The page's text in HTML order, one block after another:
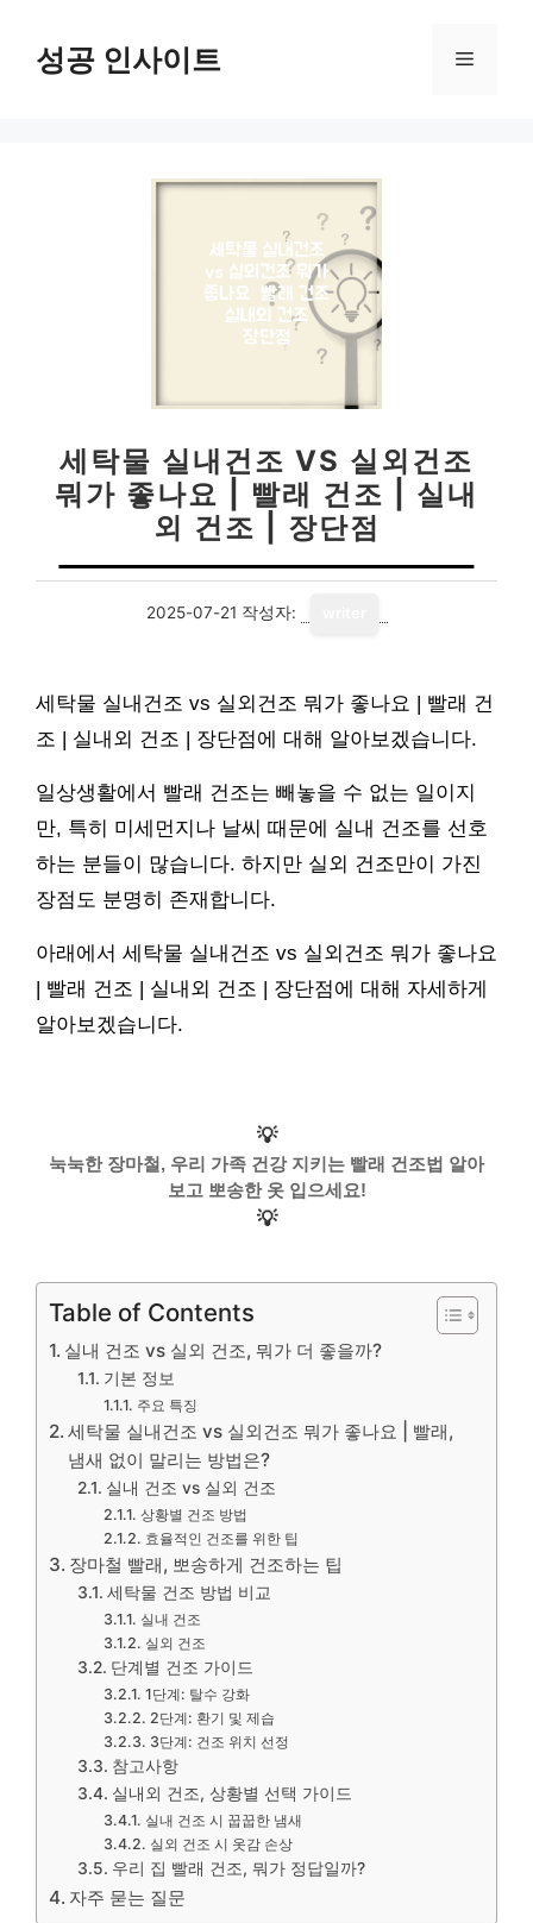
성공 인사이트 메
세탁물 실내건조 VS 실외건조
뭐가 좋나요 | 빨래 건조 | 실내
외 건조 | 장단점
2025-07-21 작성자:
세탁물 실내건조 vs 실외건조 뭐가 좋나요 | 빨래 건
조 | 실내외 건조 | 장단점에 대해 알아보겠습니다.
일상생활에서 빨래 건조는 빼놓을 수 없는 일이지
만, 특히 미세먼지나 날씨 때문에 실내 건조를 선호
하는 분들이 많습니다. 하지만 실외 건조만이 가진
장점도 분명히 존재합니다.
아래에서 세탁물 실내건조 vs 실외건조 뭐가 좋나요
| 빨래 건조 | 실내외 건조 | 장단점에 대해 자세하게
알아보겠습니다.
💡
눅눅한 장마철, 우리 가족 건강 지키는 빨래 건조법 알아
보고 뽀송한 옷 입으세요!
💡
Table of Contents
실내 건조 vs 실외 건조, 뭐가 더 좋을까?
기본 정보
주요 특징
세탁물 실내건조 vs 실외건조 뭐가 좋나요 | 빨래,
냄새 없이 말리는 방법은?
실내 건조 vs 실외 건조
상황별 건조 방법
효율적인 건조를 위한 팁
장마철 빨래, 뽀송하게 건조하는 팁
세탁물 건조 방법 비교
실내 건조
실외 건조
단계별 건조 가이드
1단계: 탈수 강화
2단계: 환기 및 제습
3단계: 건조 위치 선정
참고사항
실내외 건조, 상황별 선택 가이드
실내 건조 시 꿉꿉한 냄새
실외 건조 시 옷감 손상
우리 집 빨래 건조, 뭐가 정답일까?
자주 묻는 질문